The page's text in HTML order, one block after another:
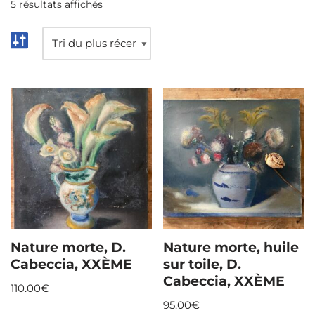
5 résultats affichés
Nature morte, D.
Cabeccia, XXÈME
110.00€
Nature morte, huile
sur toile, D.
Cabeccia, XXÈME
95.00€